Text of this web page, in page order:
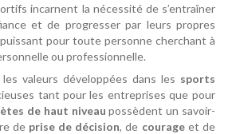
incarnent la nécessité de s’entraîner
et de progresser par leurs propres
pour toute personne cherchant à
ou professionnelle.
valeurs développées dans les sports
tant pour les entreprises que pour
de haut niveau possèdent un savoir-
de prise de décision, de courage et de